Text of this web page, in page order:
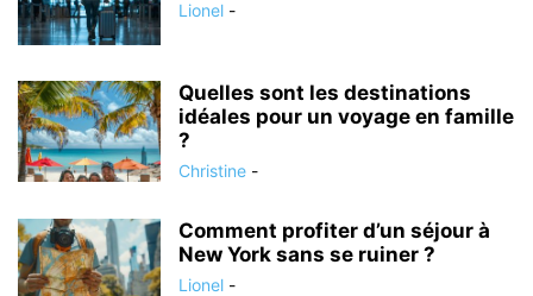
Lionel -
Quelles sont les destinations
idéales pour un voyage en famille
?
Christine -
Comment profiter d’un séjour à
New York sans se ruiner ?
Lionel -